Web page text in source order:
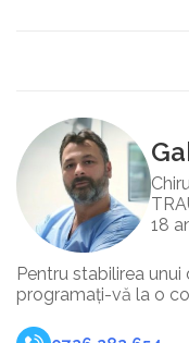
18
Pentru stabilirea
programați-vă la o